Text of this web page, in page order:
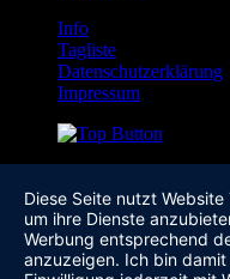
Info
Tagliste
Datenschutzerklärung
Impressum
Diese Seite nutzt
um ihre Dienste
Werbung entsprechend
anzuzeigen. Ich bin